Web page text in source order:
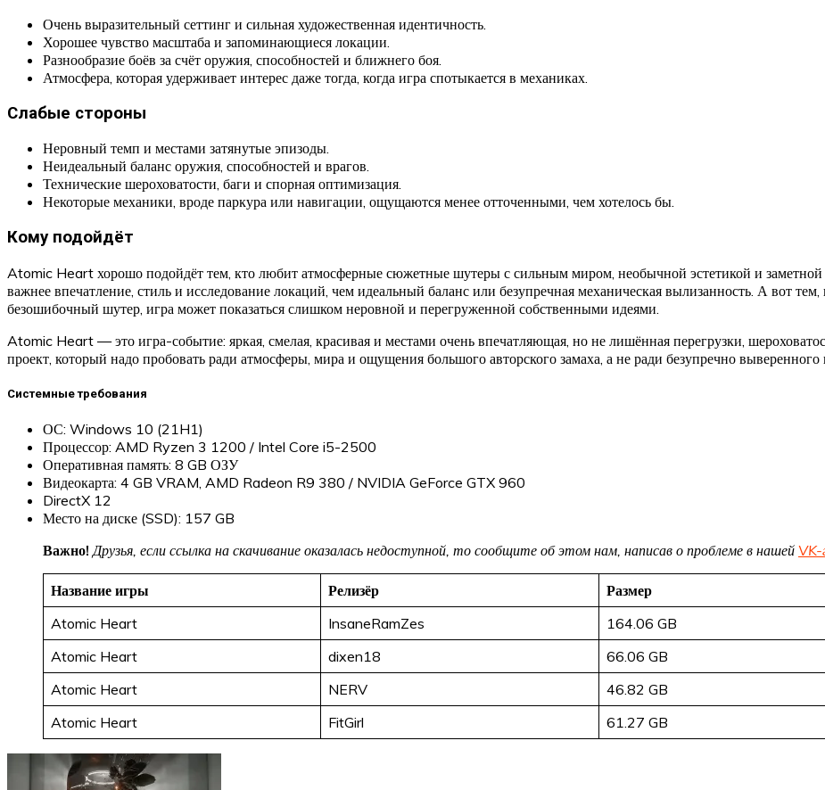
Очень выразительный сеттинг и сильная художественная идентичность.
Хорошее чувство масштаба и запоминающиеся локации.
Разнообразие боёв за счёт оружия, способностей и ближнего боя.
Атмосфера, которая удерживает интерес даже тогда, когда игра спотыкается в механиках.
Слабые стороны
Неровный темп и местами затянутые эпизоды.
Неидеальный баланс оружия, способностей и врагов.
Технические шероховатости, баги и спорная оптимизация.
Некоторые механики, вроде паркура или навигации, ощущаются менее отточенными, чем хотелось бы.
Кому подойдёт
Atomic Heart хорошо подойдёт тем, кто любит атмосферные сюжетные шутеры с сильным миром, необычной эстетикой и заметной
важнее впечатление, стиль и исследование локаций, чем идеальный баланс или безупречная механическая вылизанность. А вот
безошибочный шутер, игра может показаться слишком неровной и перегруженной собственными идеями.
Atomic Heart — это игра-событие: яркая, смелая, красивая и местами очень впечатляющая, но не лишённая перегрузки,
проект, который надо пробовать ради атмосферы, мира и ощущения большого авторского замаха, а не ради безупречно выверенного
Системные требования
ОС: Windows 10 (21H1)
Процессор: AMD Ryzen 3 1200 / Intel Core i5-2500
Оперативная память: 8 GB ОЗУ
Видеокарта: 4 GB VRAM, AMD Radeon R9 380 / NVIDIA GeForce GTX 960
DirectX 12
Место на диске (SSD): 157 GB
Важно!Друзья, если ссылка на скачивание оказалась недоступной, то сообщите об этом нам, написав о проблеме в нашей VK-
Название игры Релизёр Размер
Atomic Heart
InsaneRamZes 164.06 GB
Atomic Heart
dixen18 66.06 GB
Atomic Heart
NERV 46.82 GB
Atomic Heart
FitGirl 61.27 GB